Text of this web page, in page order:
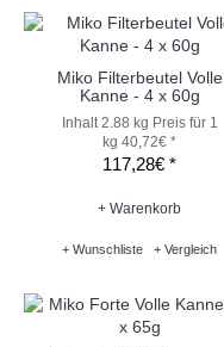
Miko Filterbeutel Volle
Kanne - 4 x 60g
Inhalt 2.88 kg Preis für 1
kg 40,72€ *
117,28€ *
+ Warenkorb
+ Wunschliste + Vergleich